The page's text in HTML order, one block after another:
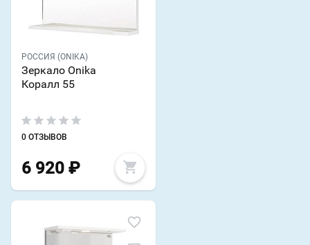
РОССИЯ (ONIKA)
Зеркало Onika
Коралл 55
0 ОТЗЫВОВ
6 920 ₽